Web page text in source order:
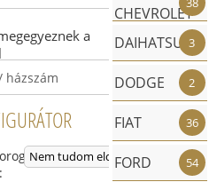
a
CHEVROLET
DAIHATSU 3
DODGE 2
FIAT 36
FORD 54